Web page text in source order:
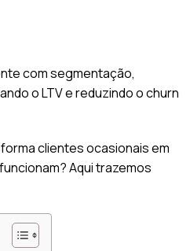
com segmentação,
o LTV e reduzindo o churn
clientes ocasionais em
Aqui trazemos